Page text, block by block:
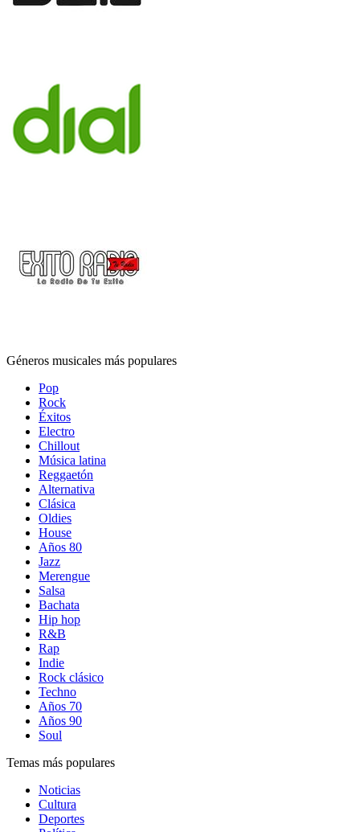
Géneros musicales más populares
Pop
Rock
Éxitos
Electro
Chillout
Música latina
Reggaetón
Alternativa
Clásica
Oldies
House
Años 80
Jazz
Merengue
Salsa
Bachata
Hip hop
R&B
Rap
Indie
Rock clásico
Techno
Años 70
Años 90
Soul
Temas más populares
Noticias
Cultura
Deportes